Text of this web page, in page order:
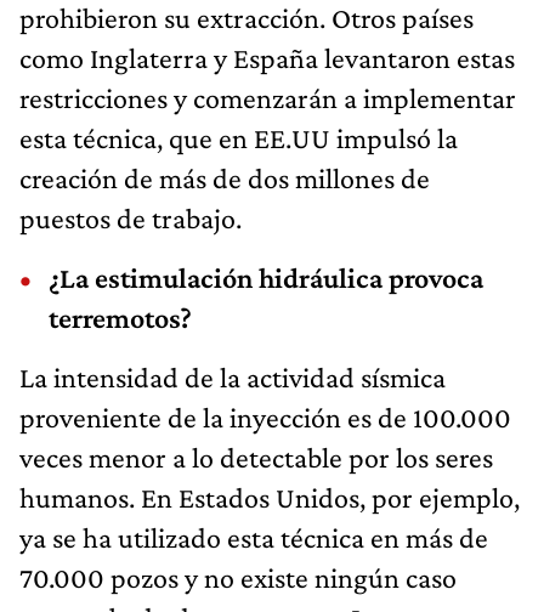
prohibieron su extracción. Otros países
como Inglaterra y España levantaron estas
restricciones y comenzarán a implementar
esta técnica, que en EE.UU impulsó la
creación de más de dos millones de
puestos de trabajo.
¿La estimulación hidráulica provoca
terremotos?
La intensidad de la actividad sísmica
proveniente de la inyección es de 100.000
veces menor a lo detectable por los seres
humanos. En Estados Unidos, por ejemplo,
ya se ha utilizado esta técnica en más de
70.000 pozos y no existe ningún caso